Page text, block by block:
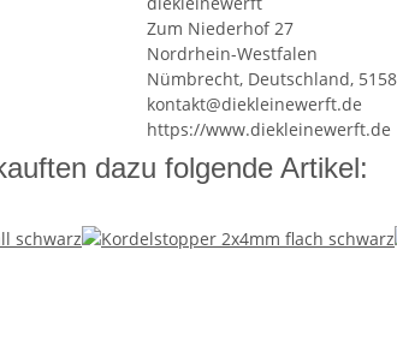
Zum Niederhof 27
Nordrhein-Westfalen
Nümbrecht, Deutschland,
kontakt@diekleinewerft.de
https://www.diekleinewerft.de
dazu folgende Artikel: